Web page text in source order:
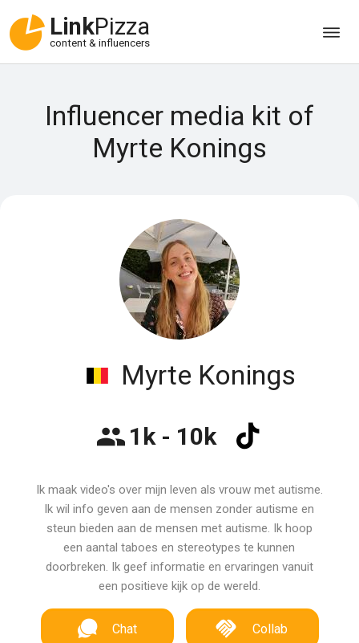
LinkPizza
content & influencers
Influencer media kit of
Myrte Konings
Myrte Konings
1k - 10k
Ik maak video's over mijn leven als vrouw met autisme.
Ik wil info geven aan de mensen zonder autisme en
steun bieden aan de mensen met autisme. Ik hoop
een aantal taboes en stereotypes te kunnen
doorbreken. Ik geef informatie en ervaringen vanuit
een positieve kijk op de wereld.
Chat Collab